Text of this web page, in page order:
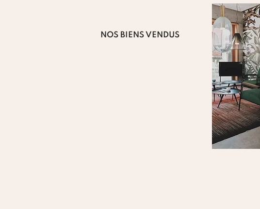
En savoir plus
NOS BIENS VENDUS